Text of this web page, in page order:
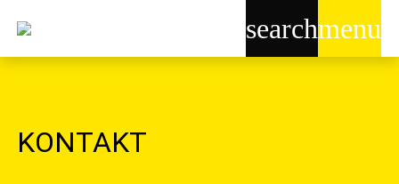
searchmenu
KONTAKT